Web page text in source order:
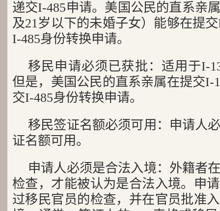
递交I-485申请。美国公民的直系亲
及21岁以下的未婚子女）能够在提
I-485身份转换申请。
移民申请必须已获批：适用于I-
但是，美国公民的直系亲属在提交I-
交I-485身份转换申请。
移民签证名额必须可用：申请人
证名额可用。
申请人必须是合法入境：外籍者
检查，才能被认为是合法入境。申
过移民官员的检查，并在官员批准